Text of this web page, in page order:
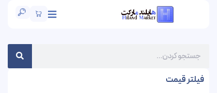
فیلتر قیمت